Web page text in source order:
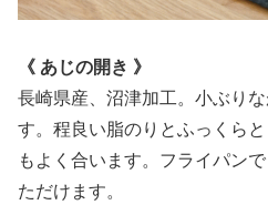
《 あじの開き 》
長崎県産、沼津加工。小ぶり
す。程良い脂のりとふっくら
もよく合います。フライパン
ただけます。